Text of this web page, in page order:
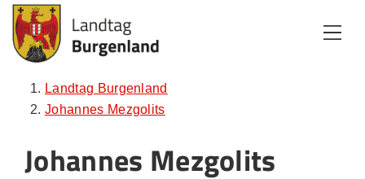
Zum Inhalt
Zum Menü
Zur Suche
Landtag Burgenland
Johannes Mezgolits
Johannes Mezgolits